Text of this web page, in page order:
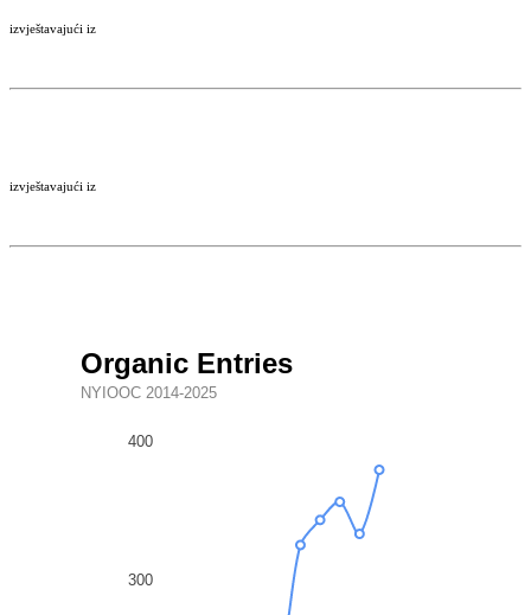
izvještavajući iz
izvještavajući iz